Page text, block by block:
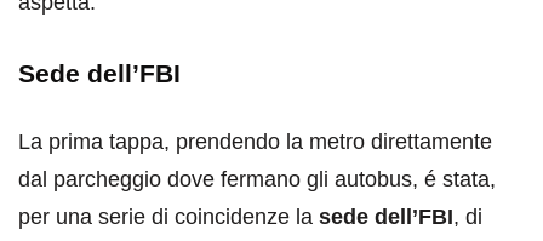
Sede dell’FBI
La prima tappa, prendendo la metro direttamente
dal parcheggio dove fermano gli autobus, é stata,
per una serie di coincidenze la sede dell’FBI, di